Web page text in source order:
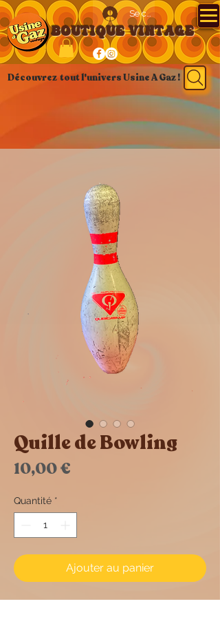
Se connecter
BOUTIQUE VINTAGE
Découvrez tout l'univers Usine A Gaz !
Quille de Bowling
10,00 €
Quantité *
Ajouter au panier